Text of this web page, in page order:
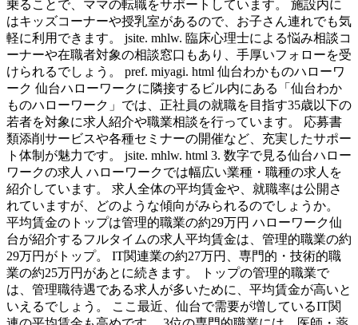
乗ることで、ママの転職をサポートしています。 施設内に
はキッズコーナーや授乳室があるので、お子さん連れでも気
軽に利用できます。 jsite. mhlw. 臨床心理士による悩み相談コ
ーナーや在職者対象の相談窓口もあり、手厚いフォローを受
けられるでしょう。 pref. miyagi. html 仙台わかものハローワ
ーク 仙台ハローワークに隣接するビル内にある「仙台わか
ものハローワーク」では、正社員の就職を目指す35歳以下の
若者を対象に求人紹介や職業相談を行っています。 応募書
類添削サービスや各種セミナーの開催など、充実したサポー
ト体制が魅力です。 jsite. mhlw. html 3. 数字で見る仙台ハロー
ワークの求人 ハローワークでは幅広い業種・職種の求人を
紹介しています。 求人全体の平均賃金や、就職率は公開さ
れていますが、どのような傾向がみられるのでしょうか。
平均賃金のトップは管理的職業の約29万円 ハローワーク仙
台が紹介するフルタイムの求人平均賃金は、管理的職業の約
29万円がトップ。 IT関連業の約27万円、専門的・技術的職
業の約25万円があとに続きます。 トップの管理的職業で
は、管理職待遇である求人が多いために、平均賃金が高いと
いえるでしょう。 ここ最近、仙台で需要が増しているIT関